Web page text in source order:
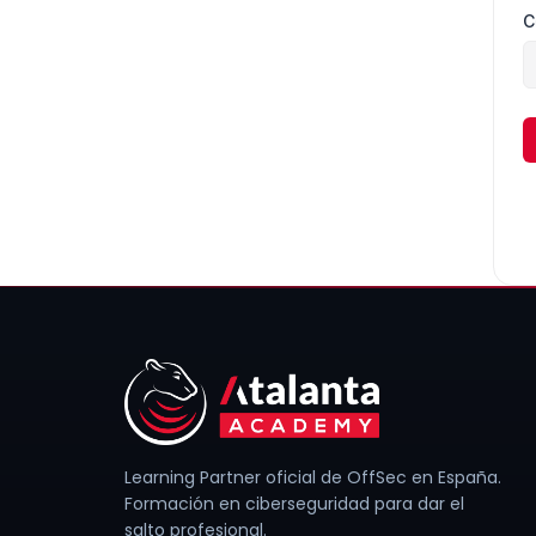
Learning Partner oficial de OffSec en España.
Formación en ciberseguridad para dar el
salto profesional.